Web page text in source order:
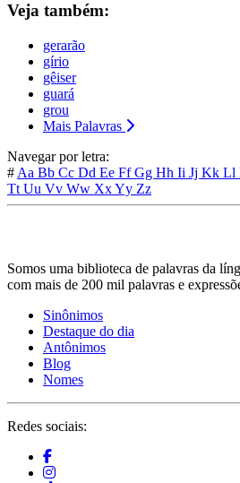
Veja também:
gerarão
gírio
gêiser
guará
grou
Mais Palavras
Navegar por letra:
# Aa Bb Cc Dd Ee FfGg Hh Ii Jj Kk Ll
Tt Uu Vv Ww XxYy Zz
Somos uma biblioteca de palavras da
com mais de 200 mil palavras e
Sinônimos
Destaque do dia
Antônimos
Blog
Nomes
Redes sociais: